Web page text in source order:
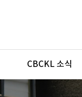
CBCKL 소식